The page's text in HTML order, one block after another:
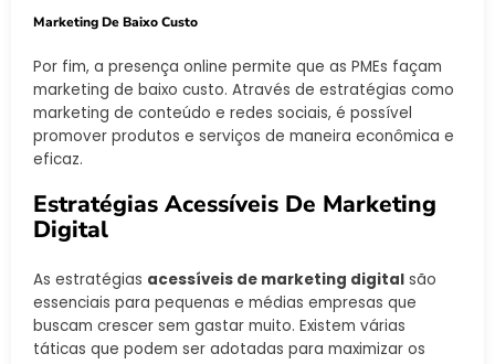
Marketing De Baixo Custo
Por fim, a presença online permite que as PMEs façam
marketing de baixo custo. Através de estratégias como
marketing de conteúdo e redes sociais, é possível
promover produtos e serviços de maneira econômica e
eficaz.
Estratégias Acessíveis De Marketing
Digital
As estratégias acessíveis de marketing digital são
essenciais para pequenas e médias empresas que
buscam crescer sem gastar muito. Existem várias
táticas que podem ser adotadas para maximizar os